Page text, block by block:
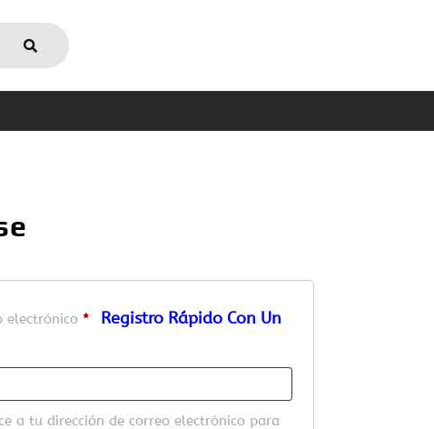
electrónico *
a tu dirección de correo electrónico para